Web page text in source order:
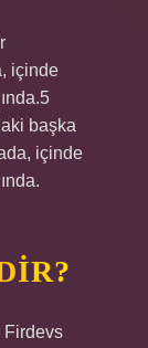
içinde
başka
içinde
Firdevs